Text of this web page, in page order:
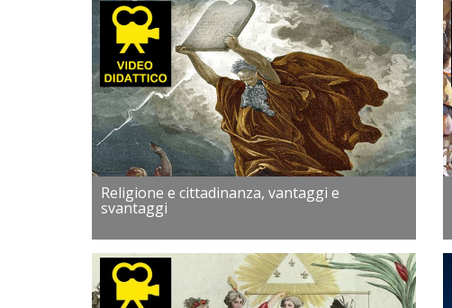
Religione e cittadinanza, vantaggi e
svantaggi